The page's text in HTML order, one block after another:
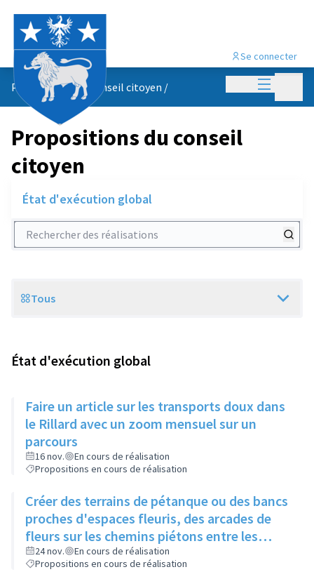
Menu
Se connecter
Propositions du conseil citoyen /
Propositions du conseil
citoyen
État d'exécution global
Rechercher des réalisations
Scope
Tous
État d'exécution global
Faire un article sur les transports doux dans
le Rillard avec un zoom mensuel sur un
parcours
16 nov.
En cours de réalisation
Propositions en cours de réalisation
Créer des terrains de pétanque ou des bancs
proches d'espaces fleuris, des arcades de
fleurs sur les chemins piétons entre les
immeubles
24 nov.
En cours de réalisation
Propositions en cours de réalisation